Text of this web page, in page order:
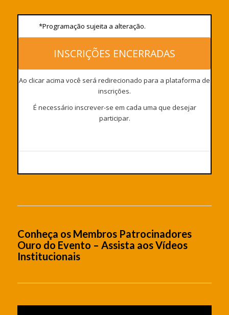
*Programação sujeita a alteração.
INSCRIÇÕES ENCERRADAS
Ao clicar acima você será redirecionado para a plataforma de
inscrições.
É necessário inscrever-se em cada uma que desejar
participar.
Conheça os Membros Patrocinadores
Ouro do Evento – Assista aos Vídeos
Institucionais